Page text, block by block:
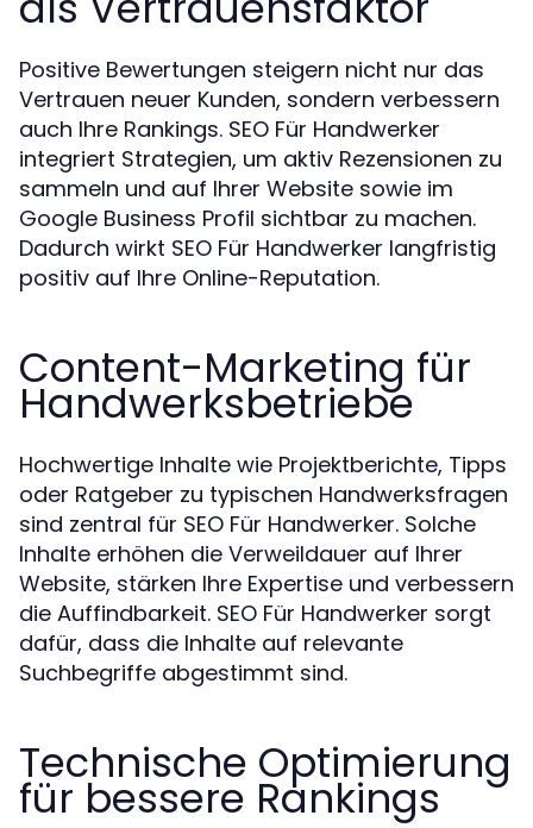
Positive Bewertungen steigern nicht nur das
Vertrauen neuer Kunden, sondern verbessern
auch Ihre Rankings. SEO Für Handwerker
integriert Strategien, um aktiv Rezensionen zu
sammeln und auf Ihrer Website sowie im
Google Business Profil sichtbar zu machen.
Dadurch wirkt SEO Für Handwerker langfristig
positiv auf Ihre Online-Reputation.
Content-Marketing für
Handwerksbetriebe
Hochwertige Inhalte wie Projektberichte, Tipps
oder Ratgeber zu typischen Handwerksfragen
sind zentral für SEO Für Handwerker. Solche
Inhalte erhöhen die Verweildauer auf Ihrer
Website, stärken Ihre Expertise und verbessern
die Auffindbarkeit. SEO Für Handwerker sorgt
dafür, dass die Inhalte auf relevante
Suchbegriffe abgestimmt sind.
Technische Optimierung
für bessere Rankings